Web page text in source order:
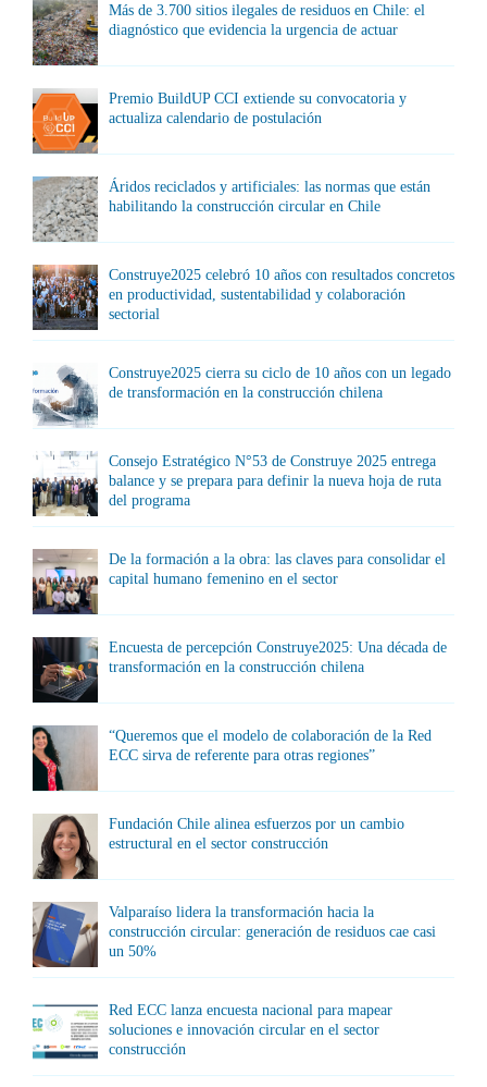
Más de 3.700 sitios ilegales de residuos en Chile: el
diagnóstico que evidencia la urgencia de actuar
Premio BuildUP CCI extiende su convocatoria y
actualiza calendario de postulación
Áridos reciclados y artificiales: las normas que están
habilitando la construcción circular en Chile
Construye2025 celebró 10 años con resultados concretos
en productividad, sustentabilidad y colaboración
sectorial
Construye2025 cierra su ciclo de 10 años con un legado
de transformación en la construcción chilena
Consejo Estratégico N°53 de Construye 2025 entrega
balance y se prepara para definir la nueva hoja de ruta
del programa
De la formación a la obra: las claves para consolidar el
capital humano femenino en el sector
Encuesta de percepción Construye2025: Una década de
transformación en la construcción chilena
“Queremos que el modelo de colaboración de la Red
ECC sirva de referente para otras regiones”
Fundación Chile alinea esfuerzos por un cambio
estructural en el sector construcción
Valparaíso lidera la transformación hacia la
construcción circular: generación de residuos cae casi
un 50%
Red ECC lanza encuesta nacional para mapear
soluciones e innovación circular en el sector
construcción